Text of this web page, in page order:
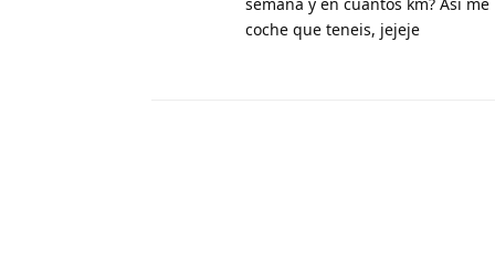
coche que teneis, jejeje